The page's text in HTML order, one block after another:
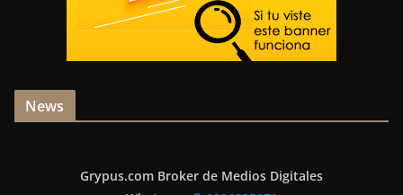
News
Grypus.com Broker de Medios Digitales